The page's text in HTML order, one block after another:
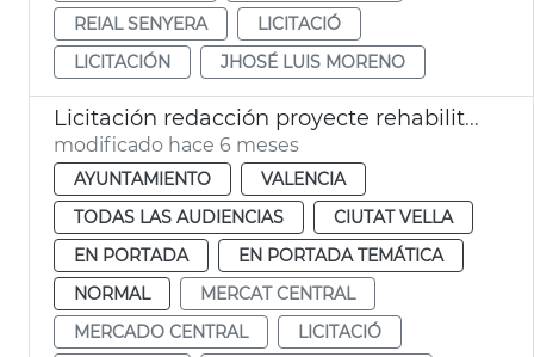
REIAL SENYERA
LICITACIÓ
LICITACIÓN
JHOSÉ LUIS MORENO
Licitación redacción proyecte rehabilitación cubierta Mercado Central València
modificado hace 6 meses
AYUNTAMIENTO
VALENCIA
TODAS LAS AUDIENCIAS
CIUTAT VELLA
EN PORTADA
EN PORTADA TEMÁTICA
NORMAL
MERCAT CENTRAL
MERCADO CENTRAL
LICITACIÓ